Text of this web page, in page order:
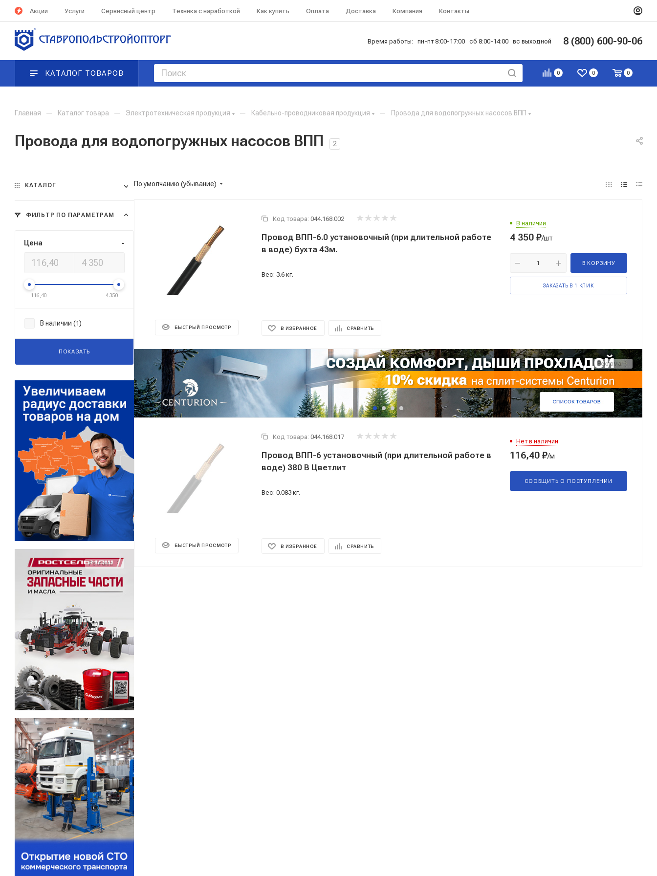
Акции Услуги Сервисный центр Техника с наработкой Как купить Оплата Доставка Компания Контакты
Время работы: пн-пт 8:00-17:00 сб 8:00-14:00 вс выходной 8 (800) 600-90-06
0 0 0
КАТАЛОГ ТОВАРОВ
Главная — Каталог товара — Электротехническая продукция — Кабельно-проводниковая продукция — Провода для водопогружных насосов ВПП
Провода для водопогружных насосов ВПП 2
По умолчанию (убывание)
БЫСТРЫЙ ПРОСМОТР
Код товара: 044.168.002
Провод ВПП-6.0 установочный (при длительной работе
в воде) бухта 43м.
Вес: 3.6 кг.
В ИЗБРАННОЕ СРАВНИТЬ
В наличии
4 350 ₽/шт
В КОРЗИНУ
ЗАКАЗАТЬ В 1 КЛИК
Реклама ⋮
БЫСТРЫЙ ПРОСМОТР
Код товара: 044.168.017
Провод ВПП-6 установочный (при длительной работе в
воде) 380 В Цветлит
Вес: 0.083 кг.
В ИЗБРАННОЕ СРАВНИТЬ
Нет в наличии
116,40 ₽/м
СООБЩИТЬ О ПОСТУПЛЕНИИ
КАТАЛОГ
ФИЛЬТР ПО ПАРАМЕТРАМ
Цена
116,40 4 350
В наличии (1)
ПОКАЗАТЬ
Реклама ⋮